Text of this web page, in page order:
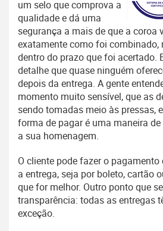
um selo que comprova a
qualidade e dá uma
segurança a mais de que a coroa
exatamente como foi combinado,
dentro do prazo que foi acertado.
detalhe que quase ninguém
depois da entrega. A gente
momento muito sensível, que as
sendo tomadas meio às pressas,
forma de pagar é uma maneira
a sua homenagem.
O cliente pode fazer o
a entrega, seja por boleto, cartão
que for melhor. Outro ponto que
transparência: todas as entregas
exceção.